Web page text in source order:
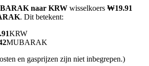
forex, edelmetalen en grondstoffen
naar KRW wisselkoers ₩19.91
. Dit betekent:
KRW
MUBARAK
en gasprijzen zijn niet inbegrepen.)